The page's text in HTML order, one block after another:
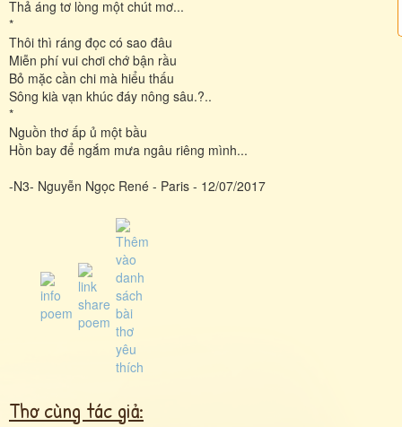
Thả áng tơ lòng một chút mơ...
*
Thôi thì ráng đọc có sao đâu
Miễn phí vui chơi chớ bận rầu
Bỏ mặc cần chi mà hiểu thấu
Sông kià vạn khúc đáy nông sâu.?..
*
Nguồn thơ ấp ủ một bầu
Hồn bay để ngắm mưa ngâu riêng mình...
-N3- Nguyễn Ngọc René - Paris - 12/07/2017
Thơ cùng tác giả: